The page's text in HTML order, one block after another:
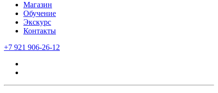
Магазин
Обучение
Экскурс
Контакты
+7 921 906-26-12